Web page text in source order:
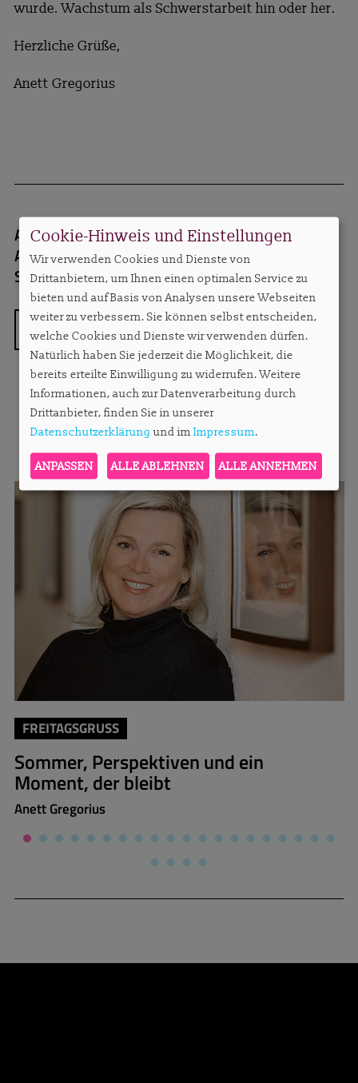
wurde. Wachstum als Schwerstarbeit hin oder her.
Herzliche Grüße,
Anett Gregorius
Autorin:Anett Gregorius, Inhaberin
Apartmentservice, Herausgeberin von
SO!APART insight
ZURÜCK
MEHR AUS DIESER RUBRIK
FREITAGSGRUSS
Sommer, Perspektiven und ein
Moment, der bleibt
Anett Gregorius
Cookie-Hinweis und Einstellungen
Wir verwenden Cookies und Dienste von
Drittanbietern, um Ihnen einen optimalen Service zu
bieten und auf Basis von Analysen unsere Webseiten
weiter zu verbessern. Sie können selbst entscheiden,
welche Cookies und Dienste wir verwenden dürfen.
Natürlich haben Sie jederzeit die Möglichkeit, die
bereits erteilte Einwilligung zu widerrufen. Weitere
Informationen, auch zur Datenverarbeitung durch
Drittanbieter, finden Sie in unserer
Datenschutzerklärung und im Impressum.
ANPASSEN ALLE ABLEHNEN ALLE ANNEHMEN